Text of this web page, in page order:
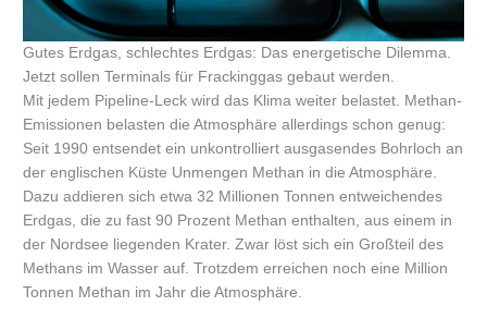
Gutes Erdgas, schlechtes Erdgas: Das energetische Dilemma.
Jetzt sollen Terminals für Frackinggas gebaut werden.
Mit jedem Pipeline-Leck wird das Klima weiter belastet. Methan-
Emissionen belasten die Atmosphäre allerdings schon genug:
Seit 1990 entsendet ein unkontrolliert ausgasendes Bohrloch an
der englischen Küste Unmengen Methan in die Atmosphäre.
Dazu addieren sich etwa 32 Millionen Tonnen entweichendes
Erdgas, die zu fast 90 Prozent Methan enthalten, aus einem in
der Nordsee liegenden Krater. Zwar löst sich ein Großteil des
Methans im Wasser auf. Trotzdem erreichen noch eine Million
Tonnen Methan im Jahr die Atmosphäre.